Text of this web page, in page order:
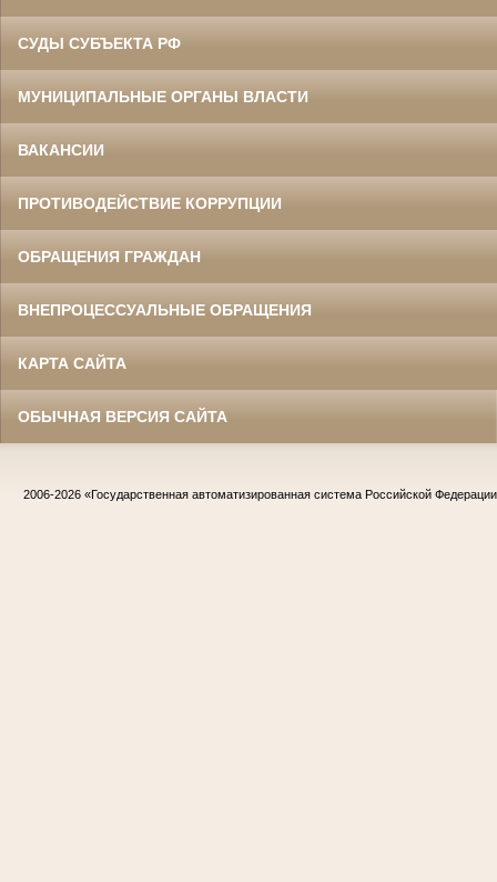
СУДЫ СУБЪЕКТА РФ
МУНИЦИПАЛЬНЫЕ ОРГАНЫ ВЛАСТИ
ВАКАНСИИ
ПРОТИВОДЕЙСТВИЕ КОРРУПЦИИ
ОБРАЩЕНИЯ ГРАЖДАН
ВНЕПРОЦЕССУАЛЬНЫЕ ОБРАЩЕНИЯ
КАРТА САЙТА
ОБЫЧНАЯ ВЕРСИЯ САЙТА
2006-2026 «Государственная автоматизированная система Российской